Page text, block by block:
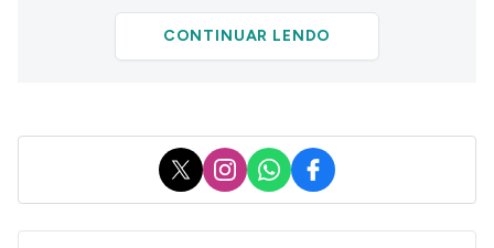
CONTINUAR LENDO
X InstagramWhatsApp
Facebook